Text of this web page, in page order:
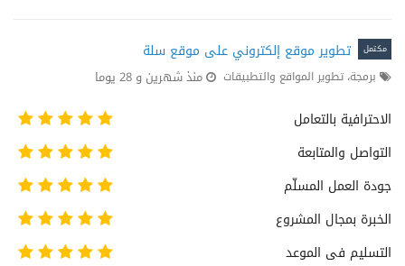
مكتمل تطوير موقع إلكتروني على موقع سلة
برمجة، تطوير المواقع والتطبيقات منذ شهرين و 28 يوما
الاحترافية بالتعامل
التواصل والمتابعة
جودة العمل المسلّم
الخبرة بمجال المشروع
التسليم فى الموعد